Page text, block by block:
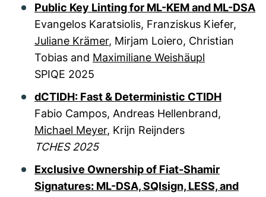
Public Key Linting for ML-KEM and ML-DSA
Evangelos Karatsiolis, Franziskus Kiefer,
Juliane Krämer, Mirjam Loiero, Christian
Tobias and Maximiliane Weishäupl
SPIQE 2025
dCTIDH: Fast & Deterministic CTIDH
Fabio Campos, Andreas Hellenbrand,
Michael Meyer, Krijn Reijnders
TCHES 2025
Exclusive Ownership of Fiat-Shamir
Signatures: ML-DSA, SQIsign, LESS, and